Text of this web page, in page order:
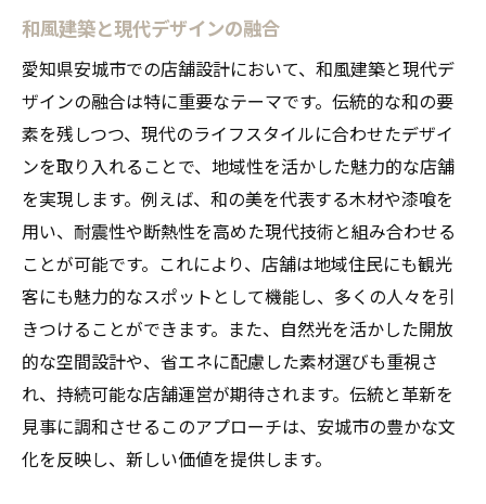
和風建築と現代デザインの融合
愛知県安城市での店舗設計において、和風建築と現代デ
ザインの融合は特に重要なテーマです。伝統的な和の要
素を残しつつ、現代のライフスタイルに合わせたデザイ
ンを取り入れることで、地域性を活かした魅力的な店舗
を実現します。例えば、和の美を代表する木材や漆喰を
用い、耐震性や断熱性を高めた現代技術と組み合わせる
ことが可能です。これにより、店舗は地域住民にも観光
客にも魅力的なスポットとして機能し、多くの人々を引
きつけることができます。また、自然光を活かした開放
的な空間設計や、省エネに配慮した素材選びも重視さ
れ、持続可能な店舗運営が期待されます。伝統と革新を
見事に調和させるこのアプローチは、安城市の豊かな文
化を反映し、新しい価値を提供します。